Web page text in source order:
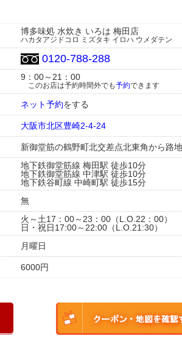
博多味処 水炊き いろは 梅田店
ハカタアジドコロ ミズタキ イロハ ウメダテン
0120-788-288
9：00～21：00
このお店は予約時間外でも予約できます
ネット予約をする
大阪市北区豊崎2-4-24
新御堂筋の鶴野町北交差点北東角から路
地下鉄御堂筋線 梅田駅 徒歩10分
地下鉄御堂筋線 中津駅 徒歩10分
地下鉄谷町線 中崎町駅 徒歩15分
無
火～土17：00～23：00（L.O.22：00）
日・祝日17:00～22:00（L.O.21:30）
月曜日
6000円